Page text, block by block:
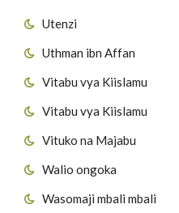
Utenzi
Uthman ibn Affan
Vitabu vya Kiislamu
Vitabu vya Kiislamu
Vituko na Majabu
Walio ongoka
Wasomaji mbali mbali